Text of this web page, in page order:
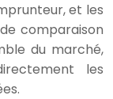
et les
comparaison
du marché,
les